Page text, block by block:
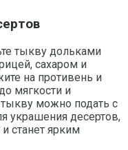
тыкву дольками
сахаром и
на противень и
мягкости и
можно подать с
украшения десертов,
станет ярким